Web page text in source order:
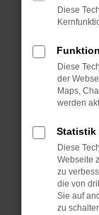
Prüfe
Manche
anderen
Fenster?
Starte
Stelle
sind.
Diese
Diese
der
Maps,
werden
Statistik
Diese
Webseite
zu
die von
Sie auf
zu